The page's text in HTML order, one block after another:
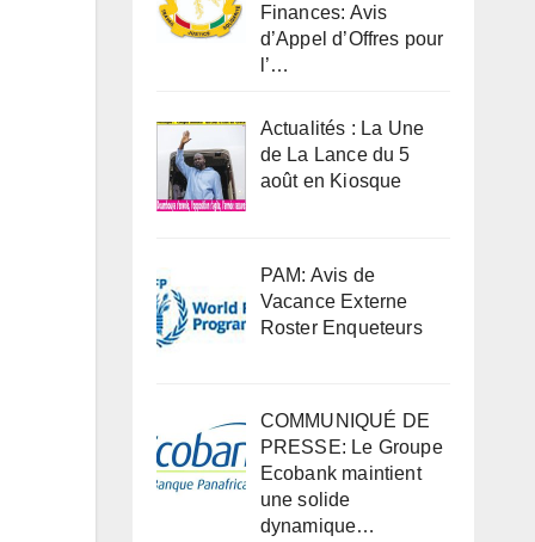
Finances: Avis
d’Appel d’Offres pour
l’…
Actualités : La Une
de La Lance du 5
août en Kiosque
PAM: Avis de
Vacance Externe
Roster Enqueteurs
COMMUNIQUÉ DE
PRESSE: Le Groupe
Ecobank maintient
une solide
dynamique…